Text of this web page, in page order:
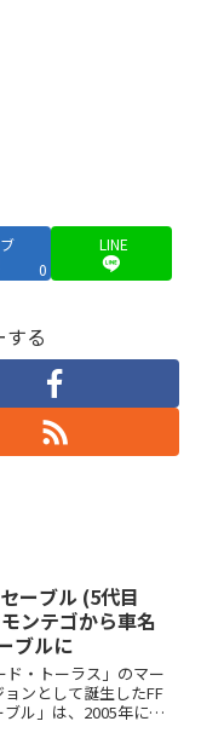
0
LINE
する
ーブル (5代目
ンテゴから車名
ブルに
ド・トーラス」のマー
ンとして誕生したFF
ル」は、2005年に後